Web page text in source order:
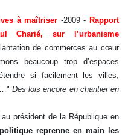
à maîtriser -2009 - Rapport
Charié, sur l’urbanisme
de commerces au cœur
beaucoup trop d’espaces
si facilement les villes,
Des lois encore en chantier en
président de la République en
reprenne en main les